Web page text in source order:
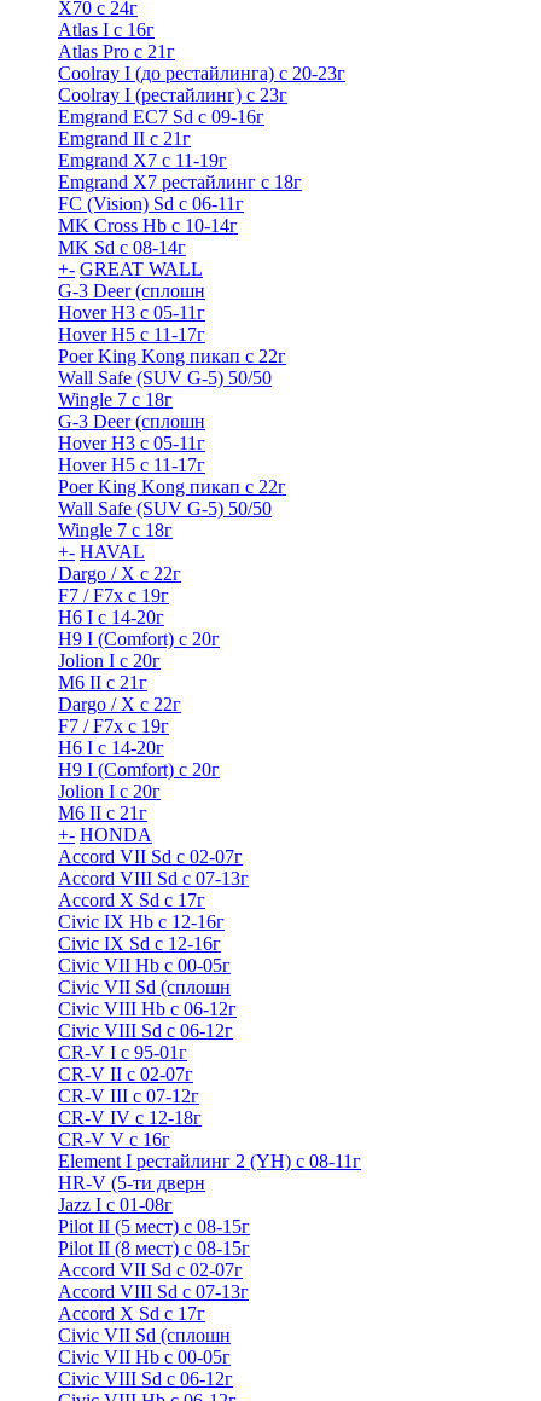
X70 с 24г
Atlas I c 16г
Atlas Pro с 21г
Coolray I (до рестайлинга) с 20-23г
Coolray I (рестайлинг) с 23г
Emgrand EC7 Sd c 09-16г
Emgrand II с 21г
Emgrand X7 c 11-19г
Emgrand X7 рестайлинг c 18г
FC (Vision) Sd c 06-11г
MK Cross Hb с 10-14г
MK Sd с 08-14г
+- GREAT WALL
G-3 Deer (сплошн
Hover H3 с 05-11г
Hover H5 с 11-17г
Poer King Kong пикап с 22г
Wall Safe (SUV G-5) 50/50
Wingle 7 с 18г
G-3 Deer (сплошн
Hover H3 с 05-11г
Hover H5 с 11-17г
Poer King Kong пикап с 22г
Wall Safe (SUV G-5) 50/50
Wingle 7 с 18г
+- HAVAL
Dargo / Х с 22г
F7 / F7x с 19г
H6 I с 14-20г
H9 I (Comfort) с 20г
Jolion I с 20г
M6 II с 21г
Dargo / Х с 22г
F7 / F7x с 19г
H6 I с 14-20г
H9 I (Comfort) с 20г
Jolion I с 20г
M6 II с 21г
+- HONDA
Accord VII Sd с 02-07г
Accord VIII Sd с 07-13г
Accord X Sd с 17г
Civic IX Hb с 12-16г
Civic IX Sd c 12-16г
Civic VII Hb с 00-05г
Civic VII Sd (сплошн
Civic VIII Hb с 06-12г
Civic VIII Sd с 06-12г
CR-V I с 95-01г
CR-V II с 02-07г
CR-V III с 07-12г
CR-V IV с 12-18г
CR-V V с 16г
Element I рестайлинг 2 (YH) с 08-11г
HR-V (5-ти дверн
Jazz I c 01-08г
Pilot II (5 мест) с 08-15г
Pilot II (8 мест) с 08-15г
Accord VII Sd с 02-07г
Accord VIII Sd с 07-13г
Accord X Sd с 17г
Civic VII Sd (сплошн
Civic VII Hb с 00-05г
Civic VIII Sd с 06-12г